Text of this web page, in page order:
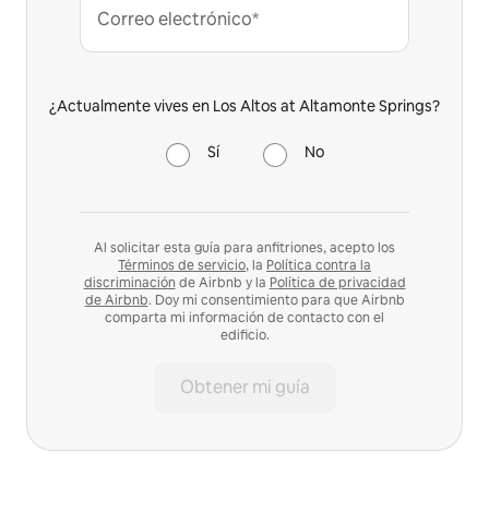
Correo electrónico*
¿Actualmente vives en Los Altos at Altamonte Springs?
Sí No
Al solicitar esta guía para anfitriones, acepto los
Términos de servicio, la Política contra la
discriminación de Airbnb y la Política de privacidad
de Airbnb. Doy mi consentimiento para que Airbnb
comparta mi información de contacto con el
edificio.
Obtener mi guía